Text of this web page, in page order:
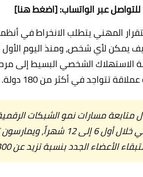
للتواصل عبر الواتساب: [اضغط هنا]
المهني يتطلب الانخراط في
يمكن لأي شخص، ومنذ اليوم
الاستهلاك الشخصي البسيط إلى
تتواجد في أكثر من 180 دولة.
متابعة مسارات نمو الشبكات
رتبة "النجم الماسي" كهدف مرحلي
بنسبة تزيد عن 300% مقارنة بالعمل العشوائي.